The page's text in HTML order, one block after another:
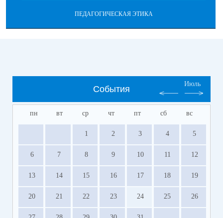
ПЕДАГОГИЧЕСКАЯ ЭТИКА
События
Июль
пн вт ср чт пт сб вс
1 2 3 4 5
6 7 8 9 10 11 12
13 14 15 16 17 18 19
20 21 22 23 24 25 26